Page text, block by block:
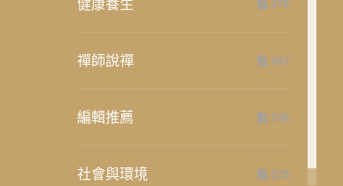
健康養生 276
禪師說禪 267
編輯推薦 236
社會與環境 235